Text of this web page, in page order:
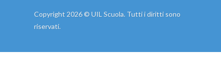
Copyright 2026 © UIL Scuola. Tutti i diritti sono
riservati.